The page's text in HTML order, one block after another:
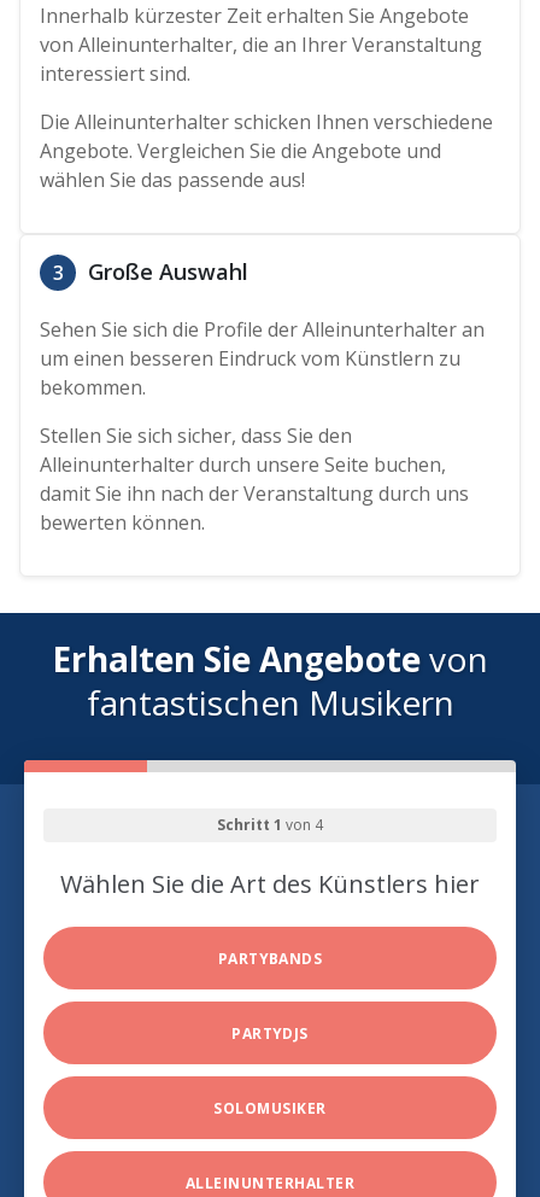
Innerhalb kürzester Zeit erhalten Sie Angebote
von Alleinunterhalter, die an Ihrer Veranstaltung
interessiert sind.
Die Alleinunterhalter schicken Ihnen verschiedene
Angebote. Vergleichen Sie die Angebote und
wählen Sie das passende aus!
3 Große Auswahl
Sehen Sie sich die Profile der Alleinunterhalter an
um einen besseren Eindruck vom Künstlern zu
bekommen.
Stellen Sie sich sicher, dass Sie den
Alleinunterhalter durch unsere Seite buchen,
damit Sie ihn nach der Veranstaltung durch uns
bewerten können.
Erhalten Sie Angebotevon
fantastischen Musikern
Schritt 1 von 4
Wählen Sie die Art des Künstlers hier
PARTYBANDS
PARTYDJS
SOLOMUSIKER
ALLEINUNTERHALTER